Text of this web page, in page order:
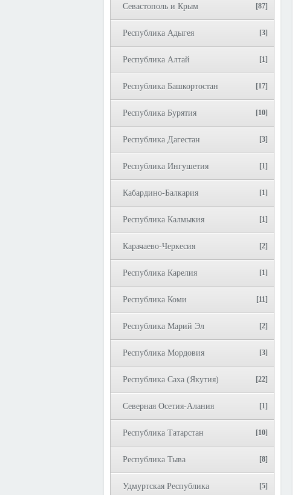
Севастополь и Крым [87]
Республика Адыгея [3]
Республика Алтай [1]
Республика Башкортостан [17]
Республика Бурятия [10]
Республика Дагестан [3]
Республика Ингушетия [1]
Кабардино-Балкария [1]
Республика Калмыкия [1]
Карачаево-Черкесия [2]
Республика Карелия [1]
Республика Коми [11]
Республика Марий Эл [2]
Республика Мордовия [3]
Республика Саха (Якутия) [22]
Северная Осетия-Алания [1]
Республика Татарстан [10]
Республика Тыва [8]
Удмуртская Республика [5]